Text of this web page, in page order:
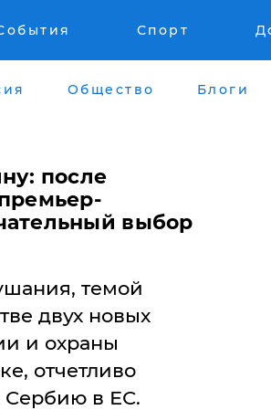
Спорт
Общество Блоги
после
выбор
темой
двух новых
и охраны
отчетливо
Сербию в ЕС.